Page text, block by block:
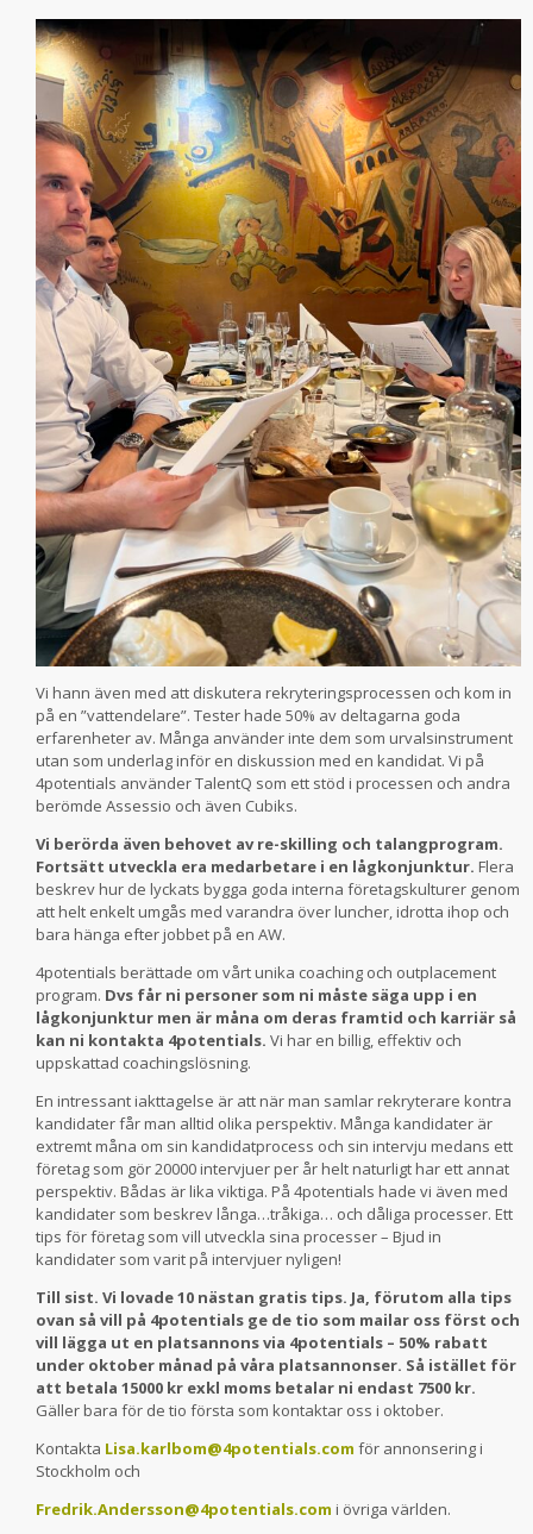
Vi hann även med att diskutera rekryteringsprocessen och kom in
på en ”vattendelare”. Tester hade 50% av deltagarna goda
erfarenheter av. Många använder inte dem som urvalsinstrument
utan som underlag inför en diskussion med en kandidat. Vi på
4potentials använder TalentQ som ett stöd i processen och andra
berömde Assessio och även Cubiks.
Vi berörda även behovet av re-skilling och talangprogram.
Fortsätt utveckla era medarbetare i en lågkonjunktur. Flera
beskrev hur de lyckats bygga goda interna företagskulturer genom
att helt enkelt umgås med varandra över luncher, idrotta ihop och
bara hänga efter jobbet på en AW.
4potentials berättade om vårt unika coaching och outplacement
program. Dvs får ni personer som ni måste säga upp i en
lågkonjunktur men är måna om deras framtid och karriär så
kan ni kontakta 4potentials. Vi har en billig, effektiv och
uppskattad coachingslösning.
En intressant iakttagelse är att när man samlar rekryterare kontra
kandidater får man alltid olika perspektiv. Många kandidater är
extremt måna om sin kandidatprocess och sin intervju medans ett
företag som gör 20000 intervjuer per år helt naturligt har ett annat
perspektiv. Bådas är lika viktiga. På 4potentials hade vi även med
kandidater som beskrev långa…tråkiga… och dåliga processer. Ett
tips för företag som vill utveckla sina processer – Bjud in
kandidater som varit på intervjuer nyligen!
Till sist. Vi lovade 10 nästan gratis tips. Ja, förutom alla tips
ovan så vill på 4potentials ge de tio som mailar oss först och
vill lägga ut en platsannons via 4potentials – 50% rabatt
under oktober månad på våra platsannonser. Så istället för
att betala 15000 kr exkl moms betalar ni endast 7500 kr.
Gäller bara för de tio första som kontaktar oss i oktober.
Kontakta Lisa.karlbom@4potentials.com för annonsering i
Stockholm och
Fredrik.Andersson@4potentials.com i övriga världen.